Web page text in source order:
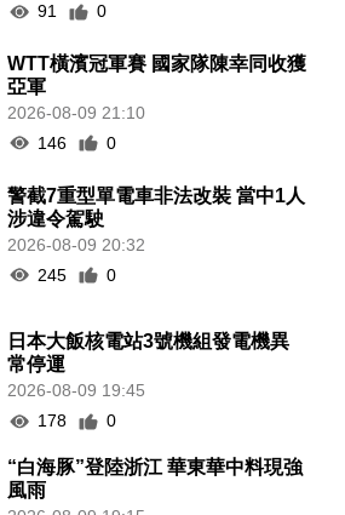
91
0
WTT橫濱冠軍賽 國家隊陳幸同收獲
亞軍
2026-08-09 21:10
146
0
警截7重型單電車非法改裝 當中1人
涉違令駕駛
2026-08-09 20:32
245
0
日本大飯核電站3號機組發電機異
常停運
2026-08-09 19:45
178
0
“白海豚”登陸浙江 華東華中料現強
風雨